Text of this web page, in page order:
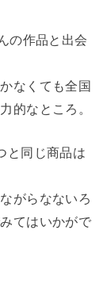
の作品と出会
なくても全国
的なところ。
と同じ商品は
がらなないろ
てはいかがで